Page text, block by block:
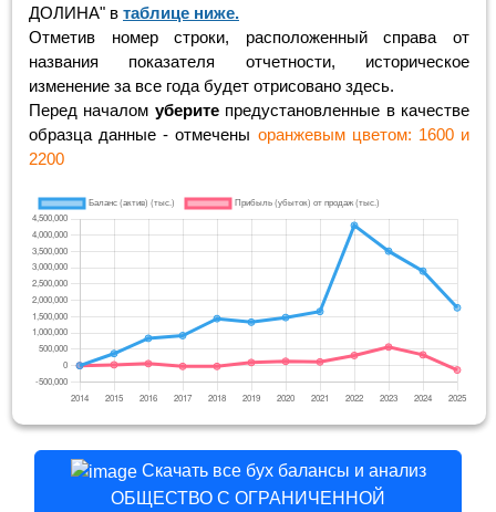
ДОЛИНА" в таблице ниже.
Отметив номер строки, расположенный справа от
названия показателя отчетности, историческое
изменение за все года будет отрисовано здесь.
Перед началом уберитепредустановленные в качестве
образца данные - отмечены оранжевым цветом: 1600 и
2200
Скачать все бух балансы и анализ
ОБЩЕСТВО С ОГРАНИЧЕННОЙ